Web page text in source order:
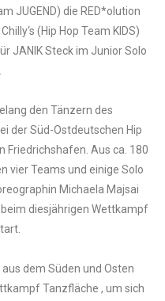
JUGEND) die RED*olution
(Hip Hop Team KIDS)
JANIK Steck im Junior Solo
den Tänzern des
der Süd-Ostdeutschen Hip
Friedrichshafen. Aus ca. 180
vier Teams und einige Solo
Michaela Majsai
diesjährigen Wettkampf
dem Süden und Osten
Tanzfläche , um sich